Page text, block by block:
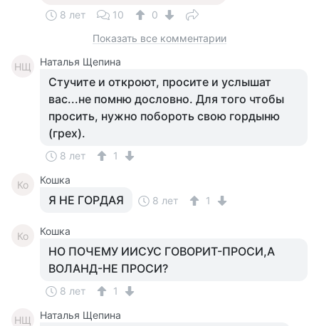
8 лет 10
0
Показать все комментарии
НЩ Наталья Щепина
Стучите и откроют, просите и услышат
вас...не помню дословно. Для того чтобы
просить, нужно побороть свою гордыню
(грех).
8 лет 1
Ко Кошка
Я НЕ ГОРДАЯ 8 лет 1
Ко Кошка
НО ПОЧЕМУ ИИСУС ГОВОРИТ-ПРОСИ,А
ВОЛАНД-НЕ ПРОСИ?
8 лет 1
НЩ Наталья Щепина